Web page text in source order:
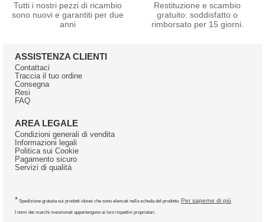
Tutti i nostri pezzi di ricambio
sono nuovi e garantiti per due
anni
Restituzione e scambio
gratuito: soddisfatto o
rimborsato per 15 giorni.
ASSISTENZA CLIENTI
Contattaci
Traccia il tuo ordine
Consegna
Resi
FAQ
AREA LEGALE
Condizioni generali di vendita
Informazioni legali
Politica sui Cookie
Pagamento sicuro
Servizi di qualità
* Spedizione gratuita sui prodotti idonei che sono elencati nella scheda del prodotto. Per saperne di più
I nomi dei marchi menzionati appartengono ai loro rispettivi proprietari.